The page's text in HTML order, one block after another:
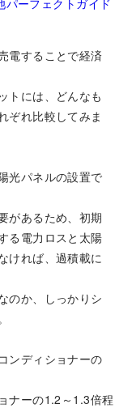
電することで経済
トには、どんなも
ぞれ比較してみま
光パネルの設置で
があるため、初期
る電力ロスと太陽
ければ、過積載に
のか、しっかりシ
ンディショナーの
ナーの1.2～1.3倍程